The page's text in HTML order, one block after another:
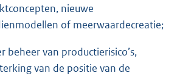
nieuwe
of meerwaardecreatie;
beheer van productierisico’s,
van de positie van de